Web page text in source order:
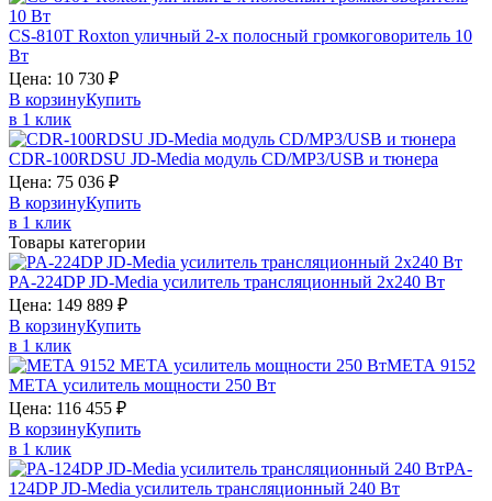
CS-810T Roxton уличный 2-х полосный громкоговоритель 10
Вт
Цена: 10 730 ₽
В корзинуКупить
в 1 клик
CDR-100RDSU JD-Media модуль CD/MP3/USB и тюнера
Цена: 75 036 ₽
В корзинуКупить
в 1 клик
Товары категории
PA-224DPJD-Media усилитель трансляционный 2х240 Вт
Цена: 149 889 ₽
В корзинуКупить
в 1 клик
МЕТА 9152
МЕТА усилитель мощности 250 Вт
Цена: 116 455 ₽
В корзинуКупить
в 1 клик
PA-
124DPJD-Media усилитель трансляционный 240 Вт